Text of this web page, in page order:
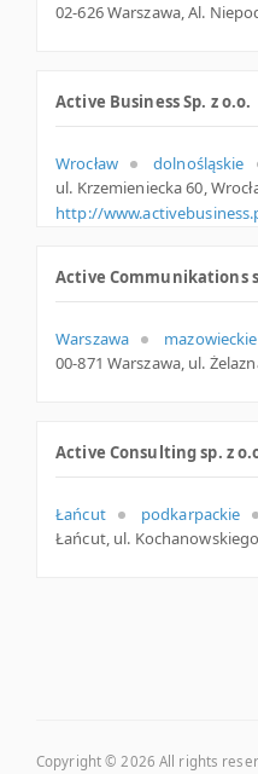
Active Business Sp. z o.o.
Wrocław
dolnośląskie
http://
Active Communikations
Warszawa
mazowieckie
Active Consulting sp. z
Łańcut
podkarpackie
Copyright © 2026 All rights